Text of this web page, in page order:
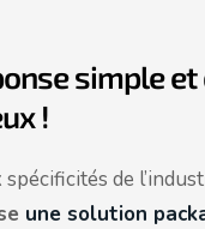
simple
!
de
une solution